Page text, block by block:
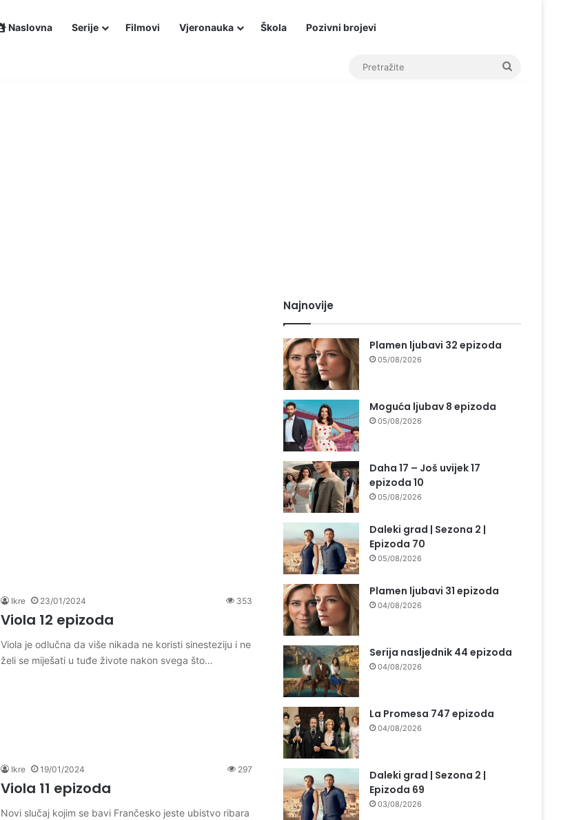
Naslovna Serije Filmovi Vjeronauka Škola Pozivni brojevi
Ikre 23/01/2024 353
Viola 12 epizoda
Viola je odlučna da više nikada ne koristi sinesteziju i ne
želi se miješati u tuđe živote nakon svega što…
Ikre 19/01/2024 297
Viola 11 epizoda
Novi slučaj kojim se bavi Frančesko jeste ubistvo ribara
Najnovije
Plamen ljubavi 32 epizoda
05/08/2026
Moguća ljubav 8 epizoda
05/08/2026
Daha 17 – Još uvijek 17
epizoda 10
05/08/2026
Daleki grad | Sezona 2 |
Epizoda 70
05/08/2026
Plamen ljubavi 31 epizoda
04/08/2026
Serija nasljednik 44 epizoda
04/08/2026
La Promesa 747 epizoda
04/08/2026
Daleki grad | Sezona 2 |
Epizoda 69
03/08/2026